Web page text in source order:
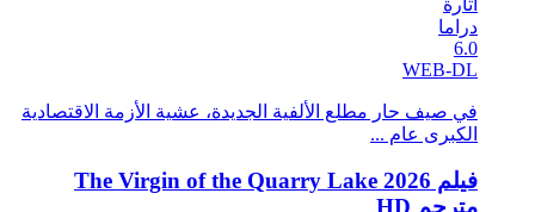
اثارة
دراما
6.0
WEB-DL
في صيف حار مطلع الألفية الجديدة، عشية الأزمة الاقتصادية
الكبرى عام ...
فيلم The Virgin of the Quarry Lake 2026
مترجم HD